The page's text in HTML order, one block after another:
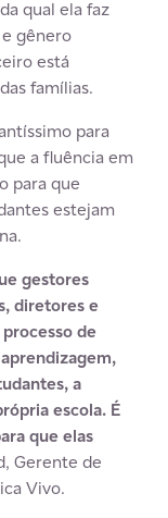
qual ela faz
gênero
está
famílias.
para
a fluência em
para que
estejam
gestores
diretores e
de
a
escola. É
que elas
Gerente de
Vivo.